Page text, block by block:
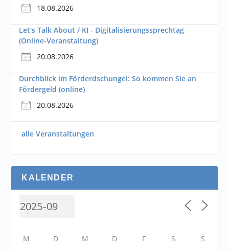
18.08.2026
Let's Talk About / KI - Digitalisierungssprechtag
(Online-Veranstaltung)
20.08.2026
Durchblick im Förderdschungel: So kommen Sie an
Fördergeld (online)
20.08.2026
alle Veranstaltungen
KALENDER
M D M D F S S